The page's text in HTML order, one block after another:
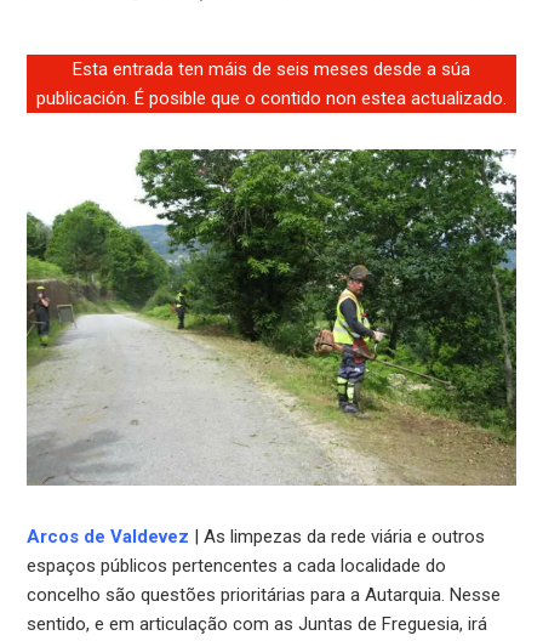
Esta entrada ten máis de seis meses desde a súa
publicación. É posible que o contido non estea actualizado.
Arcos de Valdevez | As limpezas da rede viária e outros
espaços públicos pertencentes a cada localidade do
concelho são questões prioritárias para a Autarquia. Nesse
sentido, e em articulação com as Juntas de Freguesia, irá